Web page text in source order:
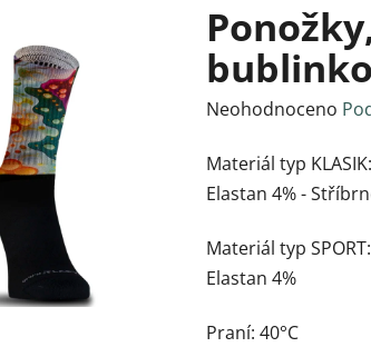
Průměrné
Neohodnoceno
Materiál typ
Elastan 4% -
Materiál typ
Elastan 4%
Praní: 40°C